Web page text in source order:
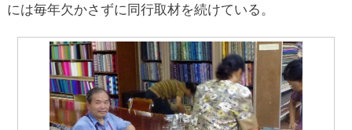
には毎年欠かさずに同行取材を続けている。